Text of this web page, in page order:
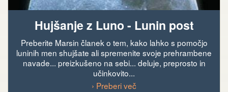
Hujšanje z Luno - Lunin post
Preberite Marsin članek o tem, kako lahko s pomočjo
luninih men shujšate ali spremenite svoje prehrambene
navade... preizkušeno na sebi... deluje, preprosto in
učinkovito...
› Preberi več